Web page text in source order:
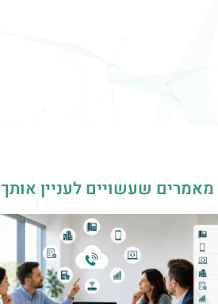
מאמרים שעשויים לעניין אותך